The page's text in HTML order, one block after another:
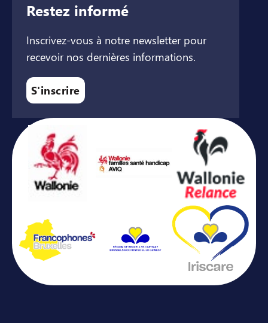
Restez informé
Inscrivez-vous à notre newsletter pour
recevoir nos dernières informations.
S'inscrire
Avec le soutien de ...